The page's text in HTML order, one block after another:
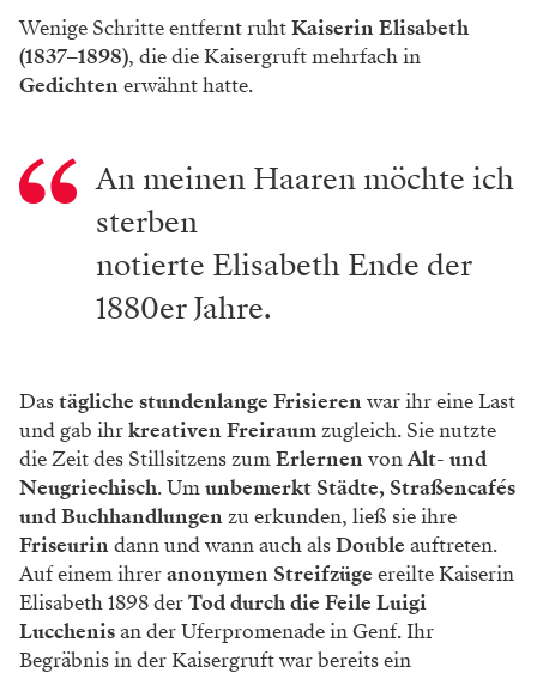
Wenige Schritte entfernt ruhtKaiserin Elisabeth
(1837–1898), die die Kaisergruft mehrfach in
Gedichtenerwähnt hatte.
An meinen Haaren möchte ich
sterben
notierte Elisabeth Ende der
1880er Jahre.
Dastägliche stundenlange Frisierenwar ihr eine Last
und gab ihrkreativen Freiraumzugleich. Sie nutzte
die Zeit des Stillsitzens zumErlernenvonAlt- und
Neugriechisch. UmunbemerktStädte, Straßencafés
und Buchhandlungenzu erkunden, ließ sie ihre
Friseurindann und wann auch alsDouble auftreten.
Auf einem ihreranonymen Streifzüge ereilte Kaiserin
Elisabeth 1898 derTod durch die Feile Luigi
Lucchenisan der Uferpromenade in Genf. Ihr
Begräbnis in der Kaisergruft war bereits ein